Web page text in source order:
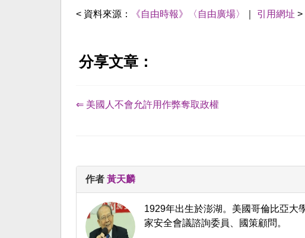
< 資料來源： 《自由時報》〈自由廣場〉 引用網址 >
分享文章：
⇐ 美國人不會允許用作弊奪取政權
作者 黃天麟
1929年出生於澎湖。美國哥倫比亞大
家安全會議諮詢委員、國策顧問。